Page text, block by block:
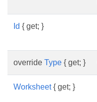
Id { get; }
override Type { get; }
Worksheet{ get; }